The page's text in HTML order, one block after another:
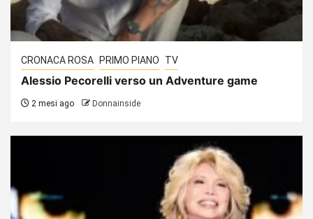
CRONACA ROSA PRIMO PIANO TV
Alessio Pecorelli verso un Adventure game
2 mesi ago Donnainside